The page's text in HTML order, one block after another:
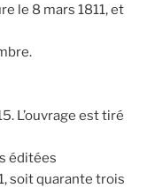
le 8 mars 1811, et
L’ouvrage est tiré
éditées
soit quarante trois